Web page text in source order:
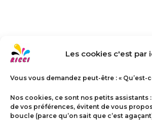
Les cookies c'est par
Vous vous demandez peut-être : « Qu’est-
Nos cookies, ce sont nos petits assistants
de vos préférences, évitent de vous
boucle (parce qu’on sait que c’est